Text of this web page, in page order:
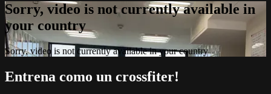
Sorry, video is not currently available in
your country
Sorry, video is not currently available in your country
Entrena como un crossfiter!